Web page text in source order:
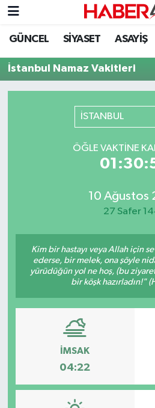
GÜNCEL SİYASET ASAYİŞ
İstanbul Namaz Vakitleri
İSTANBUL
ÖĞLE VAKTINE
10 Ağustos
27 Safer
Kim bir hastayı veya Allah için
ederse, bir melek, ona şöyle
yürüdüğün yol ne hoş, (bu
bir köşk hazırladın!"
İMSAK
04:22
GÜNCEL
EKONOMİ
EĞİTİM
KÜLTÜR-SANAT
DÜNYA
Nöbetçi Eczaneler
Kahramanmaraş Namaz
Süper Lig Puan Durumu
Tüm Manşetler
Haber Arşivi